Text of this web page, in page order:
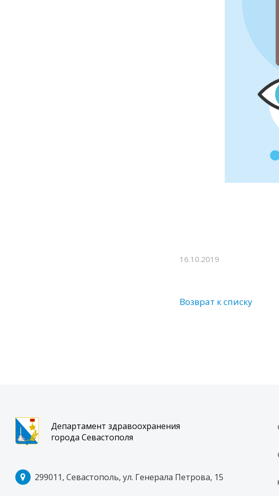
16.10.2019
Возврат к списку
Департамент здравоохранения
города Севастополя
299011, Севастополь, ул. Генерала Петрова, 15